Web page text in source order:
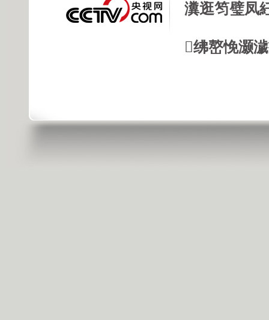
瀵逛笉璧凤
绋嶅悗灏